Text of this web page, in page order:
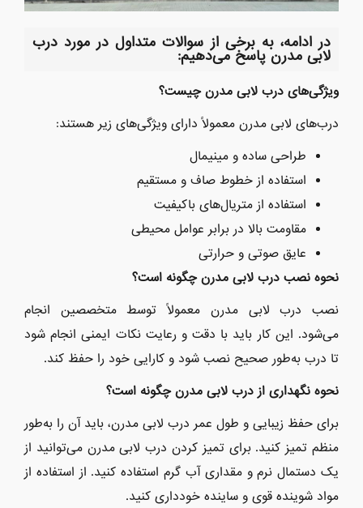
در ادامه، به برخی از سوالات متداول در مورد درب
لابی مدرن پاسخ می‌دهیم:
ویژگی‌های درب لابی مدرن چیست؟
درب‌های لابی مدرن معمولاً دارای ویژگی‌های زیر هستند:
طراحی ساده و مینیمال
استفاده از خطوط صاف و مستقیم
استفاده از متریال‌های باکیفیت
مقاومت بالا در برابر عوامل محیطی
عایق صوتی و حرارتی
نحوه نصب درب لابی مدرن چگونه است؟
نصب درب لابی مدرن معمولاً توسط متخصصین انجام
می‌شود. این کار باید با دقت و رعایت نکات ایمنی انجام شود
تا درب به‌طور صحیح نصب شود و کارایی خود را حفظ کند.
نحوه نگهداری از درب لابی مدرن چگونه است؟
برای حفظ زیبایی و طول عمر درب لابی مدرن، باید آن را به‌طور
منظم تمیز کنید. برای تمیز کردن درب لابی مدرن می‌توانید از
یک دستمال نرم و مقداری آب گرم استفاده کنید. از استفاده از
مواد شوینده قوی و ساینده خودداری کنید.